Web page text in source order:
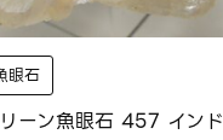
眼石
ーン魚眼石 457 インド